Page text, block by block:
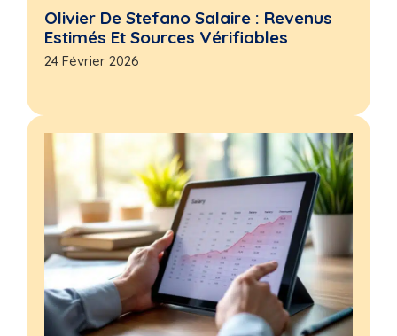
Olivier De Stefano Salaire : Revenus
Estimés Et Sources Vérifiables
24 Février 2026